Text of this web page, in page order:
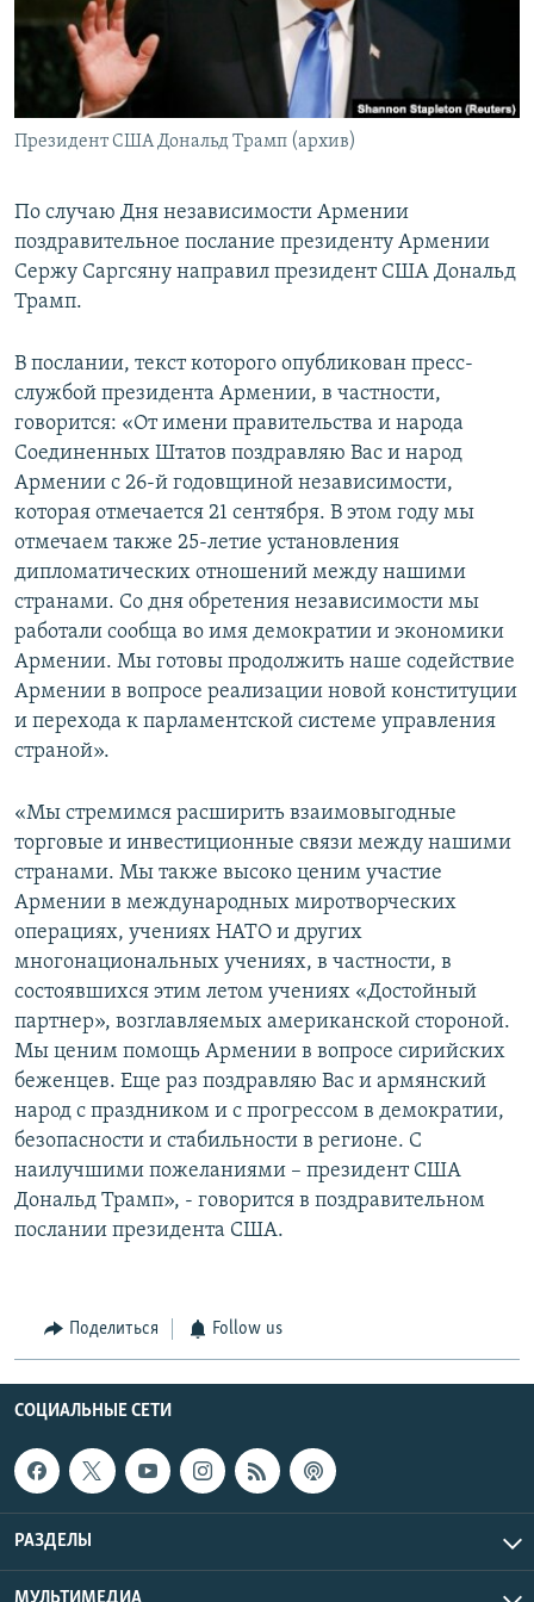
Հայերեն
English
Русский
Президент США Дональд Трамп (архив)
По случаю Дня независимости Армении
поздравительное послание президенту Армении
Сержу Саргсяну направил президент США Дональд
Трамп.
В послании, текст которого опубликован пресс-
службой президента Армении, в частности,
говорится: «От имени правительства и народа
Соединенных Штатов поздравляю Вас и народ
Армении с 26-й годовщиной независимости,
которая отмечается 21 сентября. В этом году мы
отмечаем также 25-летие установления
дипломатических отношений между нашими
странами. Со дня обретения независимости мы
работали сообща во имя демократии и экономики
Армении. Мы готовы продолжить наше содействие
Армении в вопросе реализации новой конституции
и перехода к парламентской системе управления
страной».
«Мы стремимся расширить взаимовыгодные
торговые и инвестиционные связи между нашими
странами. Мы также высоко ценим участие
Армении в международных миротворческих
операциях, учениях НАТО и других
многонациональных учениях, в частности, в
состоявшихся этим летом учениях «Достойный
партнер», возглавляемых американской стороной.
Мы ценим помощь Армении в вопросе сирийских
беженцев. Еще раз поздравляю Вас и армянский
народ с праздником и с прогрессом в демократии,
безопасности и стабильности в регионе. С
наилучшими пожеланиями – президент США
Дональд Трамп», - говорится в поздравительном
послании президента США.
Поделиться Follow us
СОЦИАЛЬНЫЕ СЕТИ
РАЗДЕЛЫ